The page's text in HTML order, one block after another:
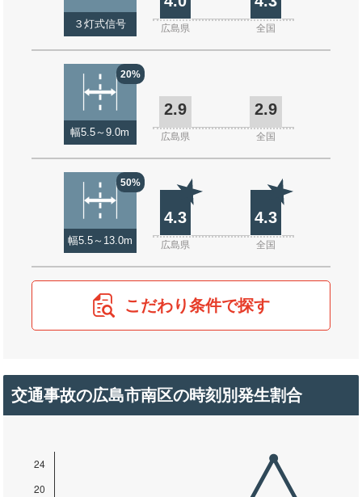
３灯式信号 広島県 全国
20%
幅5.5～9.0m
2.9 2.9
広島県 全国
50%
幅5.5～13.0m
4.3 4.3
広島県 全国
こだわり条件で探す
交通事故の広島市南区の時刻別発生割合